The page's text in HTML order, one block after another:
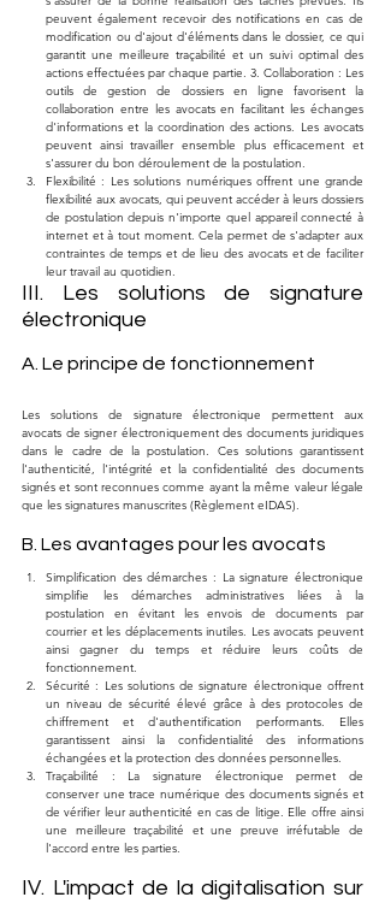
peuvent également recevoir des notifications en cas de
modification ou d'ajout d'éléments dans le dossier, ce qui
garantit une meilleure traçabilité et un suivi optimal des
actions effectuées par chaque partie. 3. Collaboration : Les
outils de gestion de dossiers en ligne favorisent la
collaboration entre les avocats en facilitant les échanges
d'informations et la coordination des actions. Les avocats
peuvent ainsi travailler ensemble plus efficacement et
s'assurer du bon déroulement de la postulation.
Flexibilité : Les solutions numériques offrent une grande
flexibilité aux avocats, qui peuvent accéder à leurs dossiers
de postulation depuis n'importe quel appareil connecté à
internet et à tout moment. Cela permet de s'adapter aux
contraintes de temps et de lieu des avocats et de faciliter
leur travail au quotidien.
III. Les solutions de signature
électronique
A. Le principe de fonctionnement
Les solutions de signature électronique permettent aux
avocats de signer électroniquement des documents juridiques
dans le cadre de la postulation. Ces solutions garantissent
l'authenticité, l'intégrité et la confidentialité des documents
signés et sont reconnues comme ayant la même valeur légale
que les signatures manuscrites (Règlement eIDAS).
B. Les avantages pour les avocats
Simplification des démarches : La signature électronique
simplifie les démarches administratives liées à la
postulation en évitant les envois de documents par
courrier et les déplacements inutiles. Les avocats peuvent
ainsi gagner du temps et réduire leurs coûts de
fonctionnement.
Sécurité : Les solutions de signature électronique offrent
un niveau de sécurité élevé grâce à des protocoles de
chiffrement et d'authentification performants. Elles
garantissent ainsi la confidentialité des informations
échangées et la protection des données personnelles.
Traçabilité : La signature électronique permet de
conserver une trace numérique des documents signés et
de vérifier leur authenticité en cas de litige. Elle offre ainsi
une meilleure traçabilité et une preuve irréfutable de
l'accord entre les parties.
IV. L'impact de la digitalisation sur